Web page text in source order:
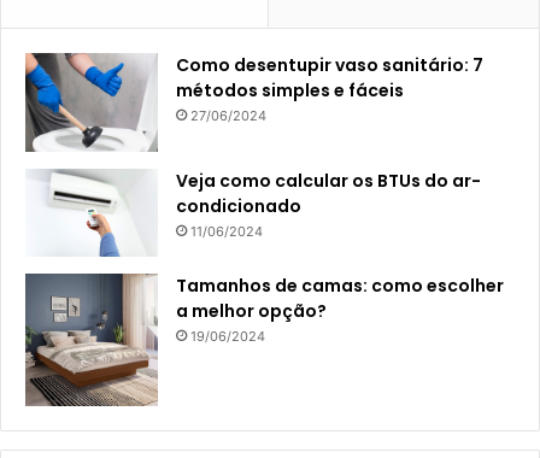
Como desentupir vaso sanitário: 7
métodos simples e fáceis
27/06/2024
Veja como calcular os BTUs do ar-
condicionado
11/06/2024
Tamanhos de camas: como escolher
a melhor opção?
19/06/2024